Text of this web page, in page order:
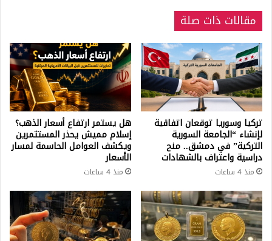
مقالات ذات صلة
تركيا وسوريا توقعان اتفاقية
لإنشاء “الجامعة السورية
التركية” في دمشق.. منح
دراسية واعتراف بالشهادات
منذ 4 ساعات
هل يستمر ارتفاع أسعار الذهب؟
إسلام مميش يحذر المستثمرين
ويكشف العوامل الحاسمة لمسار
الأسعار
منذ 4 ساعات